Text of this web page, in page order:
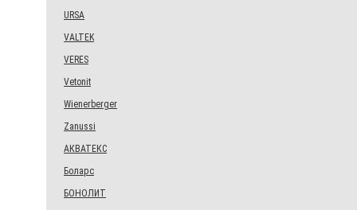
URSA
VALTEK
VERES
Vetonit
Wienerberger
Zanussi
АКВАТЕКС
Боларс
БОНОЛИТ